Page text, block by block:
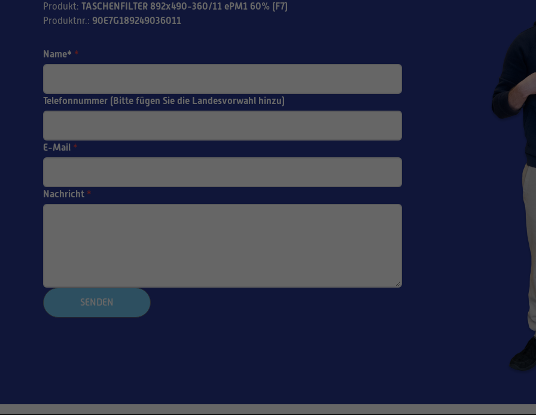
Produkt: TASCHENFILTER 892x490-360/11 ePM1 60% (F7)
Produktnr.: 90E7G189249036011
Name* *
Telefonnummer (Bitte fügen Sie die Landesvorwahl hinzu)
E-Mail *
Nachricht *
SENDEN